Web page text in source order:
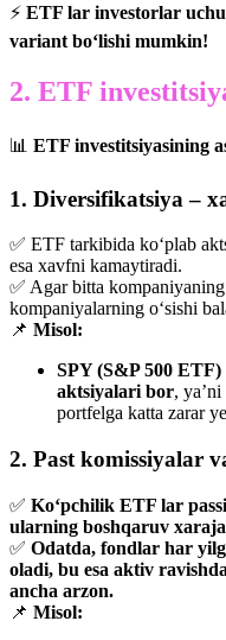
⚡ ETF lar investorlar
variant bo‘lishi mumkin!
2. ETF
📊 ETF investitsiyasining
1. Diversifikatsiya –
✅ ETF tarkibida ko‘plab
esa xavfni kamaytiradi.
✅ Agar bitta
kompaniyalarning o‘sishi
📌 Misol:
SPY (S&P 500 ETF)
aktsiyalari bor,
portfelga katta zarar
2. Past komissiyalar
✅ Ko‘pchilik ETF lar
ularning boshqaruv
✅ Odatda, fondlar har
oladi, bu esa aktiv
ancha arzon.
📌 Misol: